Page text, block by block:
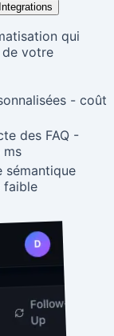
Integrations
qui
de votre
- coût
des FAQ -
ms
sémantique
faible